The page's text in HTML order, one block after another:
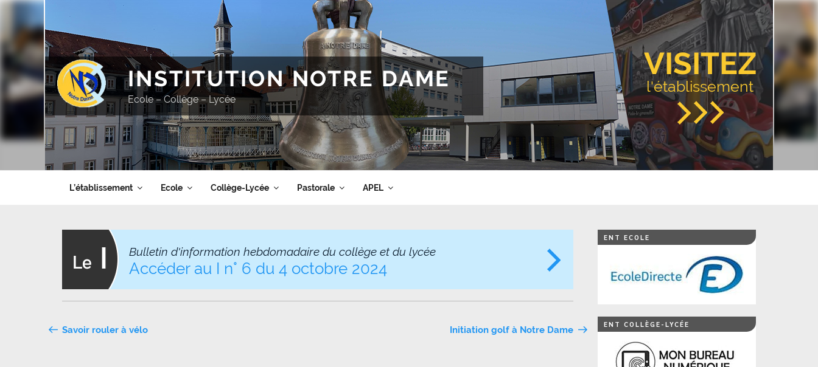
Aller
contenu
principal
VISITEZ
l'établissement
INSTITUTION NOTRE DAME
Ecole – Collège – Lycée
L’établissement Ecole Collège-Lycée Pastorale APEL
Bulletin d'information hebdomadaire du collège et du lycée
Accéder au I n° 6 du 4 octobre 2024
Navigation
Savoir rouler à vélo Initiation golf à Notre Dame
ENT ECOLE
ENT COLLÈGE-LYCÉE